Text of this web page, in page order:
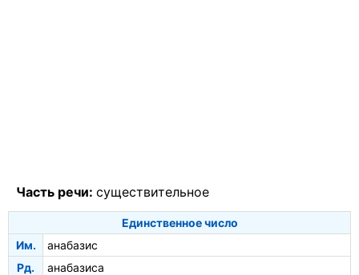
Часть речи: существительное
Единственное число
Им.
анабазис
Рд.
анабазиса